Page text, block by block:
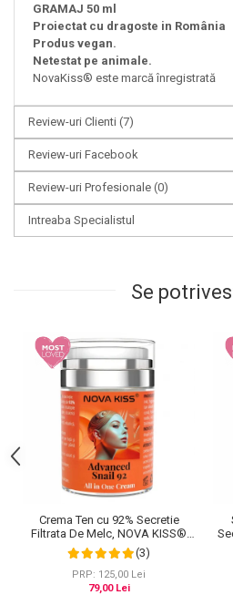
GRAMAJ 50 ml
Proiectat cu dragoste in România
Produs vegan.
Netestat pe animale.
NovaKiss® este marcă înregistrată
Review-uri Clienti (7)
Review-uri Facebook
Review-uri Profesionale (0)
Intreaba Specialistul
Se
Crema Ten cu 92% Secretie
Filtrata De Melc, NOVA KISS®
Advanced Snail 92 All In One,
100 g
(3)
PRP: 125,00 Lei
79,00 Lei